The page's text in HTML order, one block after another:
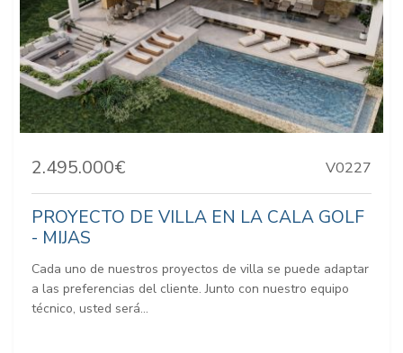
2.495.000€ V0227
PROYECTO DE VILLA EN LA CALA GOLF
- MIJAS
Cada uno de nuestros proyectos de villa se puede adaptar
a las preferencias del cliente. Junto con nuestro equipo
técnico, usted será...